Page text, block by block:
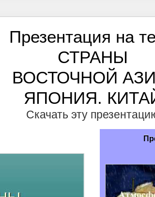
Презентация на
СТРАНЫ
ВОСТОЧНОЙ
ЯПОНИЯ.
Скачать эту